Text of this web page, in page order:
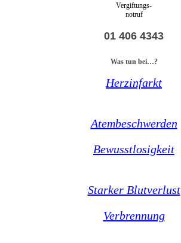
Vergiftungs-
notruf
01 406 4343
Was tun bei…?
Herzinfarkt
Atembeschwerden
Bewusstlosigkeit
Starker Blutverlust
Verbrennung